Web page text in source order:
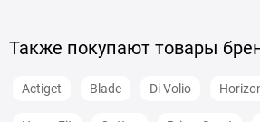
Также покупают товары
Actiget Blade Di Volio